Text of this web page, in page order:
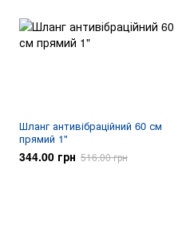
Шланг антивібраційний 60 см
прямий 1"
344.00 грн 516.00 грн